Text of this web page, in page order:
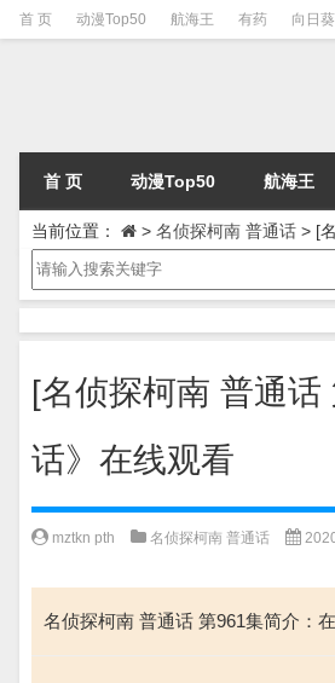
首 页 动漫Top50 航海王 有药 向日葵
首 页 动漫Top50 航海王
当前位置： > 名侦探柯南 普通话 > [
[名侦探柯南 普通
话》在线观看
mztkn pth 名侦探柯南 普通话
名侦探柯南 普通话 第961集简介：